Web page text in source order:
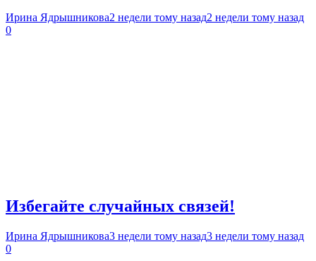
Ирина Ядрышникова2 недели тому назад2 недели тому назад
0
Избегайте случайных связей!
Ирина Ядрышникова3 недели тому назад3 недели тому назад
0